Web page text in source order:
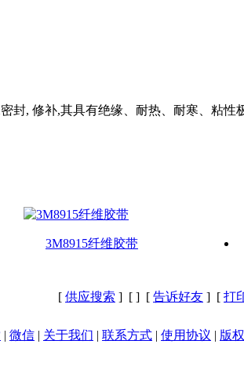
封, 修补,其具有绝缘、耐热、耐寒、粘
3M8915纤维胶带
[ 供应搜索 ] [ ] [ 告诉好友 ] [ 打
微信 关于我们 联系方式 使用协议 版